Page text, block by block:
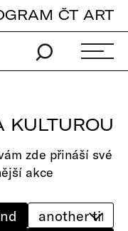
ČT ART
zde přináší své
akce